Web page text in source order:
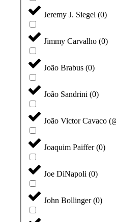
Jeremy J. Siegel (0)
Jimmy Carvalho (0)
João Brabus (0)
João Sandrini (0)
João Victor Cavaco
Joaquim Paiffer(0)
Joe DiNapoli (0)
John Bollinger(0)